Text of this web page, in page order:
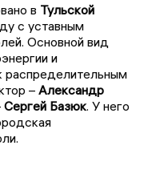
в Тульской
с уставным
Основной вид
и
распределительным
– Александр
Сергей Базюк. У него